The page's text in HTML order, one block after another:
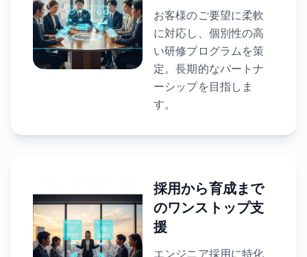
お客様のご要望に柔軟
に対応し、個別性の高
い研修プログラムを策
定。長期的なパートナ
ーシップを目指しま
す。
採用から育成まで
のワンストップ支
援
エンジニア採用に特化